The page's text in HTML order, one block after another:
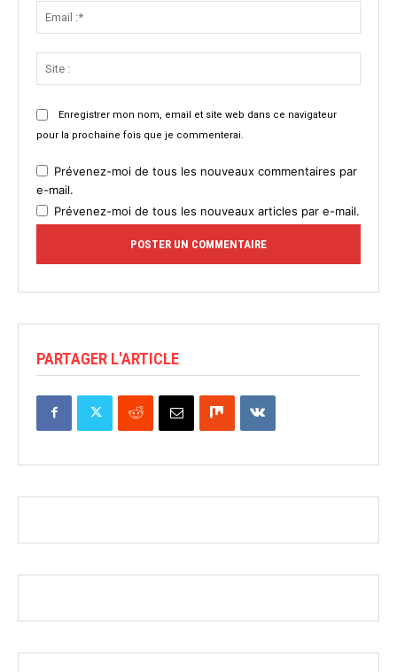
Enregistrer mon nom, email et site web dans ce navigateur
pour la prochaine fois que je commenterai.
Prévenez-moi de tous les nouveaux commentaires par
e-mail.
Prévenez-moi de tous les nouveaux articles par e-mail.
PARTAGER L'ARTICLE